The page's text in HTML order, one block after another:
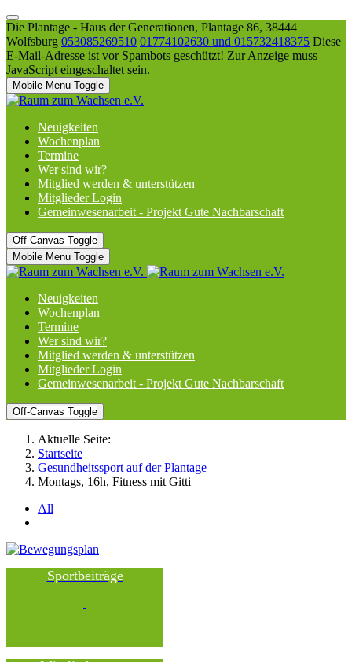
Die Plantage - Haus der Generationen, Plantage 86, 38444
Wolfsburg 053085269510 01774102630 und 015732418375 Diese
E-Mail-Adresse ist vor Spambots geschützt! Zur Anzeige muss
JavaScript eingeschaltet sein.
Mobile Menu Toggle
Neuigkeiten
Wochenplan
Termine
Wer sind wir?
Mitglied werden & unterstützen
Mitglieder Login
Gemeinwesenarbeit - Projekt Gute Nachbarschaft
Off-Canvas Toggle
Mobile Menu Toggle
Neuigkeiten
Wochenplan
Termine
Wer sind wir?
Mitglied werden & unterstützen
Mitglieder Login
Gemeinwesenarbeit - Projekt Gute Nachbarschaft
Off-Canvas Toggle
Aktuelle Seite:
Startseite
Gesundheitssport auf der Plantage
Montags, 16h, Fitness mit Gitti
All
Sportbeiträge